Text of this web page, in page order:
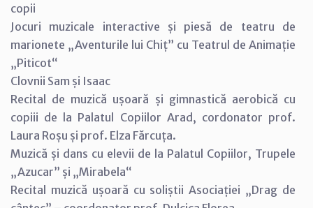
copii
Jocuri muzicale interactive și piesă de teatru de
marionete „Aventurile lui Chiț” cu Teatrul de Animație
„Piticot“
Clovnii Sam și Isaac
Recital de muzică ușoară și gimnastică aerobică cu
copiii de la Palatul Copiilor Arad, cordonator prof.
Laura Roșu și prof. Elza Fărcuța.
Muzică și dans cu elevii de la Palatul Copiilor, Trupele
„Azucar” și „Mirabela“
Recital muzică ușoară cu soliștii Asociației „Drag de